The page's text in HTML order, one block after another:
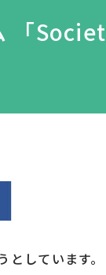
「
しています。